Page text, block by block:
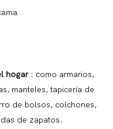
hogar: como armarios,
manteles, tapicería de
de bolsos, colchones,
de zapatos.